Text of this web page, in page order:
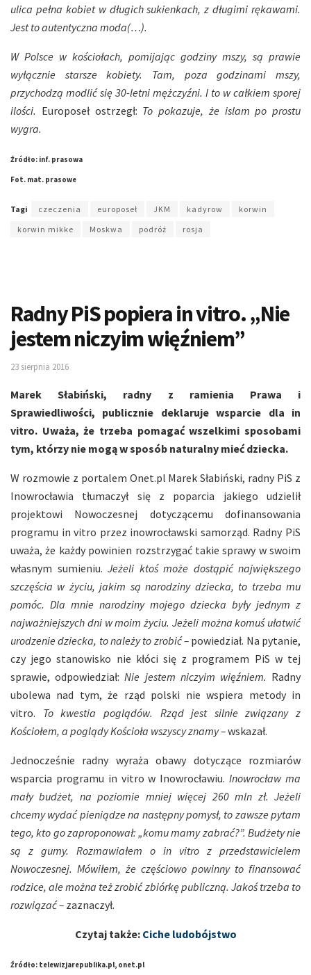
ulica pełna kobiet w długich sukienkach, z długimi rękawami.
Jest to autentyczna moda(…).
W Polsce w kościołach, pomijając godziny mszy, są prawie
wyłącznie starsze kobiety. Tam, poza godzinami mszy,
przychodzą modlić się 30-letni mężczyźni. I to w całkiem sporej
ilości. Europoseł ostrzegł: To pokazuje, że islam po prostu
wygra.
Źródło: inf. prasowa
Fot. mat. prasowe
Tagi czeczenia europoseł JKM kadyrow
korwin
korwin mikke
Moskwa podróż rosja
Radny PiS popiera in vitro. „Nie
jestem niczyim więźniem”
23 sierpnia 2016
Marek Słabiński, radny z ramienia Prawa i
Sprawiedliwości, publicznie deklaruje wsparcie dla in
vitro. Uważa, że trzeba pomagać wszelkimi sposobami
tym, którzy nie mogą w sposób naturalny mieć dziecka.
W rozmowie z portalem Onet.pl Marek Słabiński, radny PiS z
Inowrocławia tłumaczył się z poparcia jakiego udzielił
projektowi Nowoczesnej dotyczącemu dofinansowania
programu in vitro przez inowrocławski samorząd. Radny PiS
uważa, że każdy powinien rozstrzygać takie sprawy w swoim
własnym sumieniu. Jeżeli ktoś może dostąpić największego
szczęścia w życiu, jakim są narodziny dziecka, to trzeba mu
pomóc. Dla mnie narodziny mojego dziecka były jednym z
najważniejszych dni w moim życiu. Jeżeli można komuś ułatwić
urodzenie dziecka, to należy to zrobić – powiedział. Na pytanie,
czy jego stanowisko nie kłóci się z programem PiS w tej
sprawie, odpowiedział:Nie jestem niczyim więźniem. Radny
ubolewa nad tym, że rząd polski nie wspiera metody in
vitro. To kwestia poglądów. Rząd jest silnie związany z
Kościołem, a poglądy Kościoła wszyscy znamy –wskazał.
Jednocześnie radny wyraża obawy dotyczące rozmiarów
wsparcia programu in vitro w Inowrocławiu.Inowrocław ma
mały budżet, na poziomie mniej więcej 260 mln zł. Jeżeli
chcemy wydać pieniądze na następny pomysł, to zawsze pytam
tego, kto go zaproponował: „komu mamy zabrać?”. Budżety nie
są z gumy. Rozmawiałem o in vitro z przedstawicielem
Nowoczesnej. Mówiłem, że częściowo powinny to finansować
rodzice, ale można też zrobić zbiórkę publiczną. Jakoś trzeba to
rozwiązać – zaznaczył.
Czytaj także: Ciche ludobójstwo
Źródło: telewizjarepublika.pl, onet.pl